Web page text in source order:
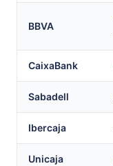
BBVA
CaixaBank
Sabadell
Ibercaja
Unicaja